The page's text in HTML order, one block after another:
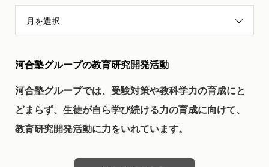
月を選択
河合塾グループの教育研究開発活動
河合塾グループでは、受験対策や教科学力の育成にと
どまらず、生徒が自ら学び続ける力の育成に向けて、
教育研究開発活動に力をいれています。